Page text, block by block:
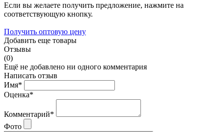
Если вы желаете получить предложение, нажмите на
соответствующую кнопку.
Получить оптовую цену
Добавить еще товары
Отзывы
(0)
Ещё не добавлено ни одного комментария
Написать отзыв
Имя*
Оценка*
Комментарий*
Фото